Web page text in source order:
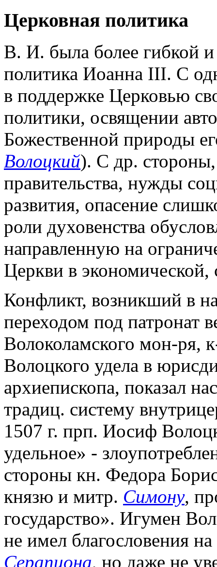
Церковная политика
В. И. была более гибкой
политика Иоанна III. С
в поддержке Церковью
политики, освящении
Божественной природы
Волоцкий). С др.
правительства, нужды
развития, опасение
роли духовенства
направленную на
Церкви в
Конфликт, возникший в
переходом под патронат
Волоколамского мон-ря,
Волоцкого удела в
архиепископа, показал
традиц. систему
1507 г. прп. Иосиф
удельное» -
стороны кн. Федора
князю и митр. Симону,
государство». Игумен
не имел благословения
Серапиона, но даже не